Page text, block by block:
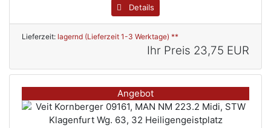
Details
Lieferzeit: lagernd (Lieferzeit 1-3 Werktage) **
Ihr Preis 23,75 EUR
Angebot